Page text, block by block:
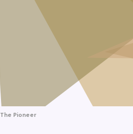
The Pioneer